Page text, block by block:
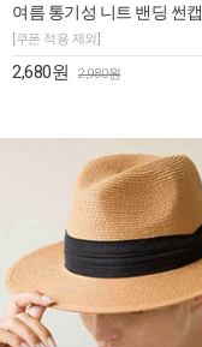
여름 통기성 니트 밴딩 썬캡
[쿠폰 적용 제외]
2,680원 2,980원